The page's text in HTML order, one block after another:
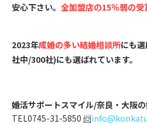
安心下さい。 全加盟店の15％弱の受
2023年成婚の多い結婚相談所にも
社中/300社)にも選ばれています。
婚活サポートスマイル/奈良・大阪
TEL0745-31-5850 📨